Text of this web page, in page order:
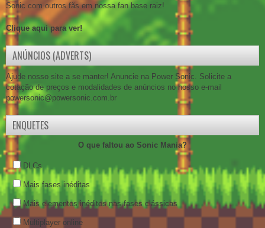
Sonic com outros fãs em nossa fan base raiz!
Clique aqui para ver!
ANÚNCIOS (ADVERTS)
Ajude nosso site a se manter! Anuncie na Power Sonic. Solicite a
cotação de preços e modalidades de anúncios no nosso e-mail
powersonic@powersonic.com.br
ENQUETES
O que faltou ao Sonic Mania?
DLCs
Mais fases inéditas
Mais elementos inéditos nas fases clássicas
Multiplayer online